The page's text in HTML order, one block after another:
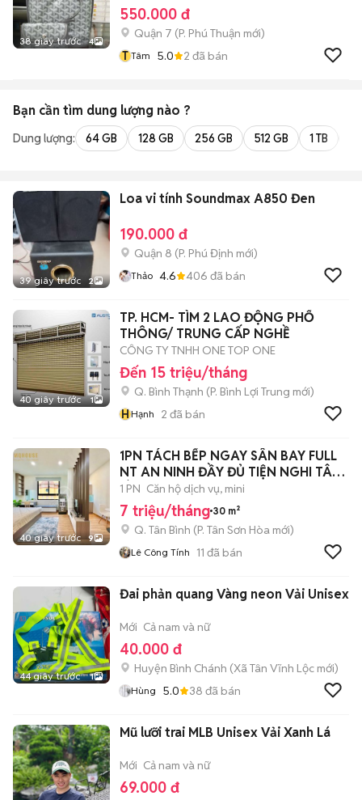
38 giây trước 4
550.000 đ
Quận 7 (P. Phú Thuận mới)
T Tâm 5.0 2 đã bán
Bạn cần tìm dung lượng nào ?
Dung lượng: 64 GB 128 GB 256 GB 512 GB 1 TB
39 giây trước 2
Loa vi tính Soundmax A850 Đen
190.000 đ
Quận 8 (P. Phú Định mới)
Thảo 4.6 406 đã bán
40 giây trước 1
TP. HCM- TÌM 2 LAO ĐỘNG PHỔ
THÔNG/ TRUNG CẤP NGHỀ
CÔNG TY TNHH ONE TOP ONE
Đến 15 triệu/tháng
Q. Bình Thạnh (P. Bình Lợi Trung mới)
HHạnh 2 đã bán
40 giây trước 9
1PN TÁCH BẾP NGAY SÂN BAY FULL
NT AN NINH ĐẦY ĐỦ TIỆN NGHI TÂN
BÌNH
1 PN Căn hộ dịch vụ, mini
7 triệu/tháng 30 m²
Q. Tân Bình (P. Tân Sơn Hòa mới)
Lê Công Tính 11 đã bán
44 giây trước 1
Đai phản quang Vàng neon Vải Unisex
Mới Cả nam và nữ
40.000 đ
Huyện Bình Chánh (Xã Tân Vĩnh Lộc mới)
Hùng 5.0 38 đã bán
Mũ lưỡi trai MLB Unisex Vải Xanh Lá
Mới Cả nam và nữ
69.000 đ